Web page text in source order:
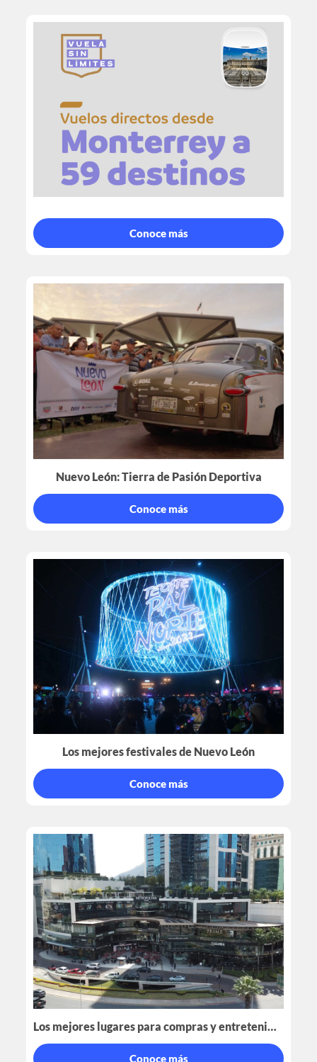
Conoce más
Nuevo León: Tierra de Pasión Deportiva
Conoce más
Los mejores festivales de Nuevo León
Conoce más
Los mejores lugares para compras y entretenimiento en Nuevo León
Conoce más